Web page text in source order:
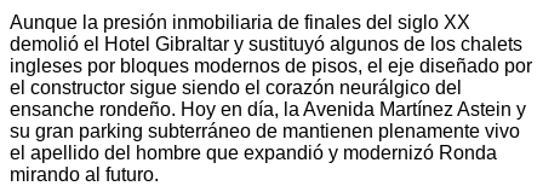
Aunque la presión inmobiliaria de finales del siglo XX
demolió el Hotel Gibraltar y sustituyó algunos de los chalets
ingleses por bloques modernos de pisos, el eje diseñado por
el constructor sigue siendo el corazón neurálgico del
ensanche rondeño. Hoy en día, la Avenida Martínez Astein y
su gran parking subterráneo de mantienen plenamente vivo
el apellido del hombre que expandió y modernizó Ronda
mirando al futuro.